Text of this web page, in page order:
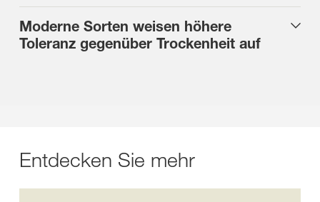
Moderne Sorten weisen höhere
Toleranz gegenüber Trockenheit auf
Entdecken Sie mehr